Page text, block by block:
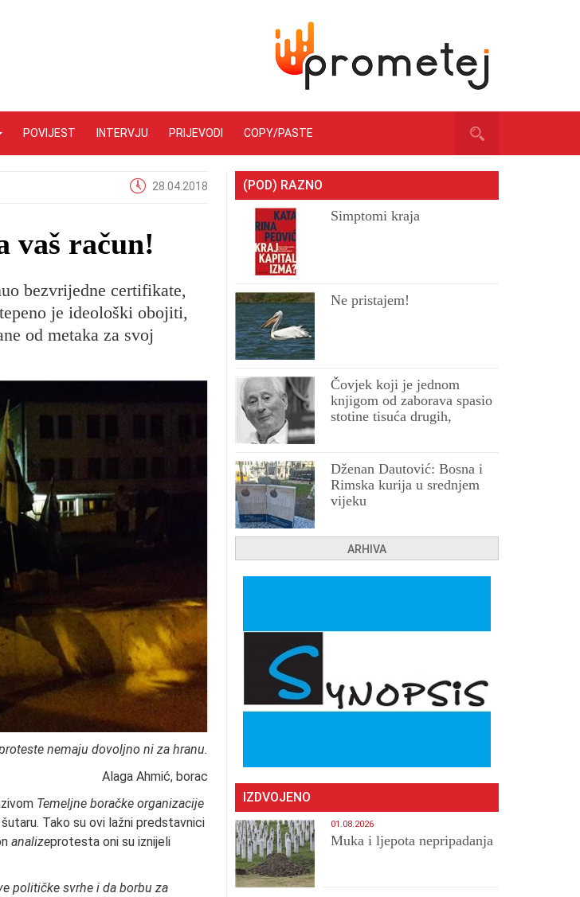
POVIJEST INTERVJU PRIJEVODI COPY/PASTE
28.04.2018
vaš račun!
bezvrijedne certifikate,
je ideološki obojiti,
od metaka za svoj
nemaju dovoljno ni za hranu.
Alaga Ahmić, borac
Temeljne boračke organizacije
Tako su ovi lažni predstavnici
analizeprotesta oni su iznijeli
političke svrhe i da borbu za
(POD) RAZNO
Simptomi kraja
Ne pristajem!
Čovjek koji je jednom
knjigom od zaborava spasio
stotine tisuća drugih,
Dženan Dautović: Bosna i
Rimska kurija u srednjem
vijeku
ARHIVA
IZDVOJENO
01.08.2026
Muka i ljepota nepripadanja